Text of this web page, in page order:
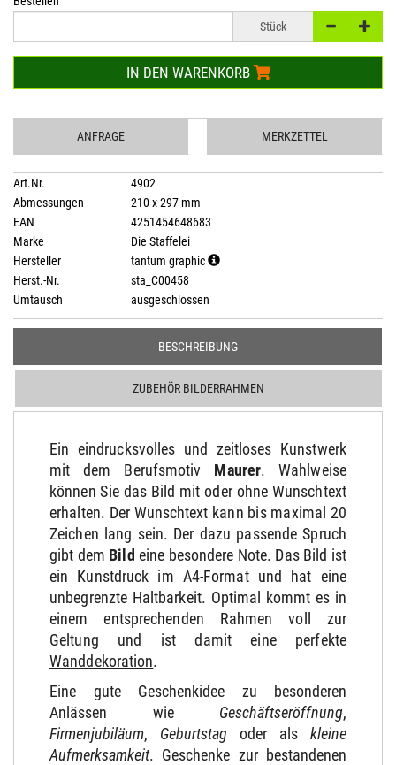
Stück
IN DEN WARENKORB
ANFRAGE MERKZETTEL
Art.Nr.
4902
Abmessungen
210 x 297 mm
EAN
4251454648683
Marke
Die Staffelei
Hersteller
tantum graphic
Herst.-Nr.
sta_C00458
Umtausch
ausgeschlossen
BESCHREIBUNG
ZUBEHÖR BILDERRAHMEN
Ein eindrucksvolles und zeitloses Kunstwerk
mit dem Berufsmotiv Maurer. Wahlweise
können Sie das Bild mit oder ohne Wunschtext
erhalten. Der Wunschtext kann bis maximal 20
Zeichen lang sein. Der dazu passende Spruch
gibt dem Bild eine besondere Note. Das Bild ist
ein Kunstdruck im A4-Format und hat eine
unbegrenzte Haltbarkeit. Optimal kommt es in
einem entsprechenden Rahmen voll zur
Geltung und ist damit eine perfekte
Wanddekoration.
Eine gute Geschenkidee zu besonderen
Anlässen wie Geschäftseröffnung,
Firmenjubiläum, Geburtstag oder als kleine
Aufmerksamkeit. Geschenke zur bestandenen